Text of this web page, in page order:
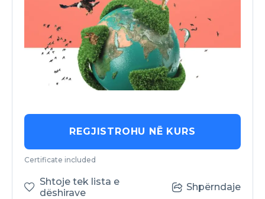
REGJISTROHU NË KURS
Certificate included
Shtoje tek lista e
dëshirave
Shpërndaje